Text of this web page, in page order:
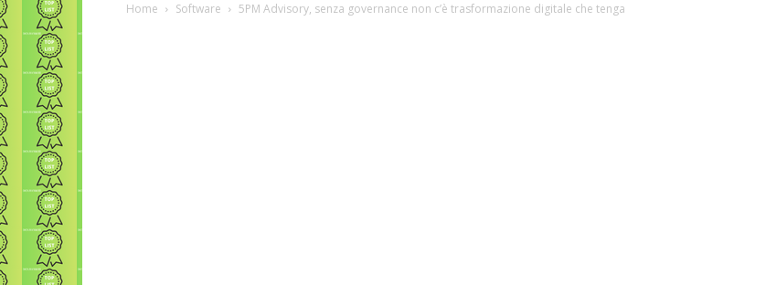
Home Software 5PM Advisory, senza governance non c’è trasformazione digitale che tenga